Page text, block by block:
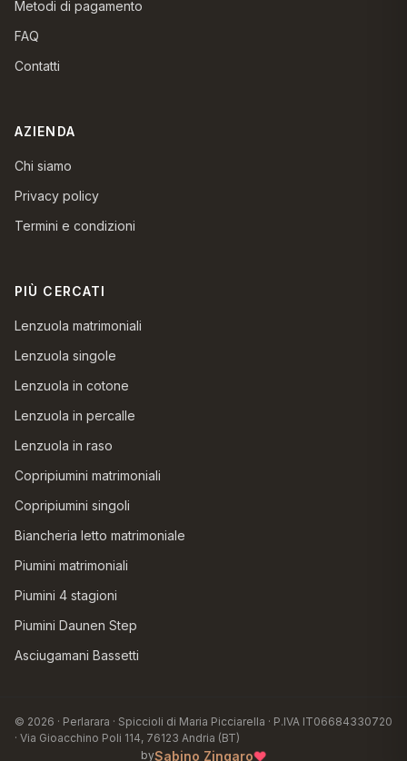
Metodi di pagamento
FAQ
Contatti
AZIENDA
Chi siamo
Privacy policy
Termini e condizioni
PIÙ CERCATI
Lenzuola matrimoniali
Lenzuola singole
Lenzuola in cotone
Lenzuola in percalle
Lenzuola in raso
Copripiumini matrimoniali
Copripiumini singoli
Biancheria letto matrimoniale
Piumini matrimoniali
Piumini 4 stagioni
Piumini Daunen Step
Asciugamani Bassetti
© 2026 · Perlarara · Spiccioli di Maria Picciarella · P.IVA IT06684330720
· Via Gioacchino Poli 114, 76123 Andria (BT)
bySabino Zingaro♥